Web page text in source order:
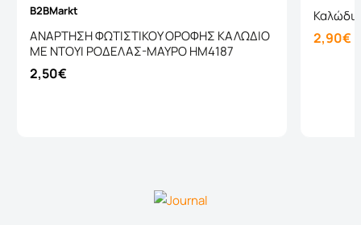
B2BMarkt
ΑΝΑΡΤΗΣΗ ΦΩΤΙΣΤΙΚΟΥ ΟΡΟΦΗΣ ΚΑΛΩΔΙΟ
ΜΕ ΝΤΟΥΙ ΡΟΔΕΛΑΣ-ΜΑΥΡΟ HM4187
2,50€
2,90€